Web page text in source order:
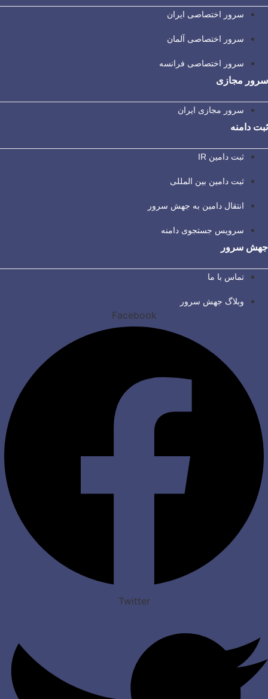
سرور اختصاصی ایران
سرور اختصاصی آلمان
سرور اختصاصی فرانسه
سرور مجازی
سرور مجازی ایران
ثبت دامنه
ثبت دامین IR
ثبت دامین بین المللی
انتقال دامین به جهش سرور
سرویس جستجوی دامنه
جهش سرور
تماس با ما
وبلاگ جهش سرور
Facebook
Twitter